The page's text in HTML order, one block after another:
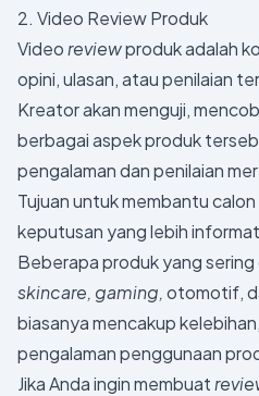
2. Video Review Produk
Videoreviewproduk adalah
opini, ulasan, atau penilaian
Kreator akan menguji,
berbagai aspek produk
pengalaman dan penilaian
Tujuan untuk membantu
keputusan yang lebih
Beberapa produk yang sering
skincare, gaming, otomotif,
biasanya mencakup
pengalaman penggunaan
Jika Anda ingin membuat